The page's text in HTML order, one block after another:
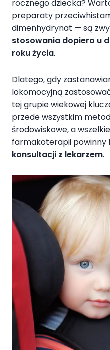
rocznego dziecka?
preparaty
dimenhydrynat — są
stosowania dopiero u
roku życia.
Dlatego, gdy
lokomocyjną
tej grupie wiekowej
przede wszystkim
środowiskowe, a
farmakoterapii powinny
konsultacji z lekarzem.